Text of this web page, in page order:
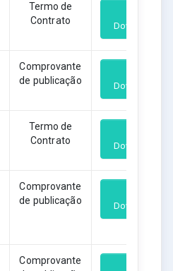
Termo de
Contrato
Download
Comprovante
de publicação
Download
Termo de
Contrato
Download
Comprovante
de publicação
Download
Comprovante